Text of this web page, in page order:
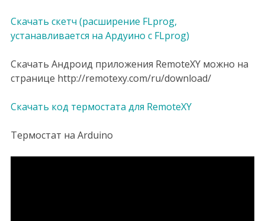
Скачать скетч (расширение FLprog,
устанавливается на Aрдуино с FLprog)
Скачать Андроид приложения RemoteXY можно на
странице http://remotexy.com/ru/download/
Скачать код термостата для RemoteXY
Термостат на Arduino